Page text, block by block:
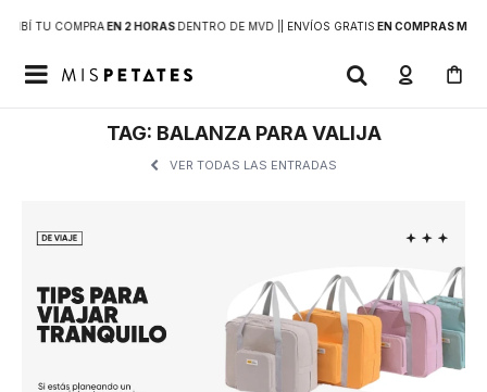
TU COMPRAEN 2 HORASDENTRO DE MVD | | ENVÍOS GRATISEN COMPRAS

TAG: BALANZA PARA VALIJA
VER TODAS LAS ENTRADAS